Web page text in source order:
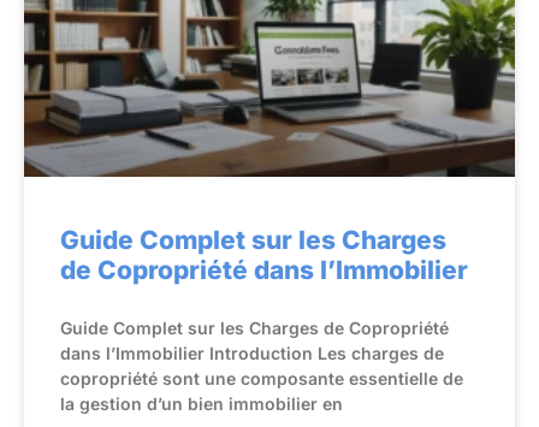
Guide Complet sur les Charges
de Copropriété dans l’Immobilier
Guide Complet sur les Charges de Copropriété
dans l’Immobilier Introduction Les charges de
copropriété sont une composante essentielle de
la gestion d’un bien immobilier en